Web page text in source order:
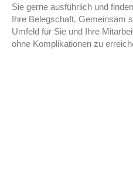
Sie gerne ausführlich und
Ihre Belegschaft. Gemeinsam
Umfeld für Sie und Ihre
ohne Komplikationen zu